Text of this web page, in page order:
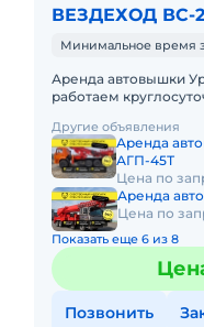
ВЕЗДЕХОД ВС-
Минимальное время
Аренда автовышки
работаем
УРАЛ 28
Другие объявления
Аренда
АГП-45Т
Цена по
Аренда
Цена по
Показать еще 6 из 8
Позвонить